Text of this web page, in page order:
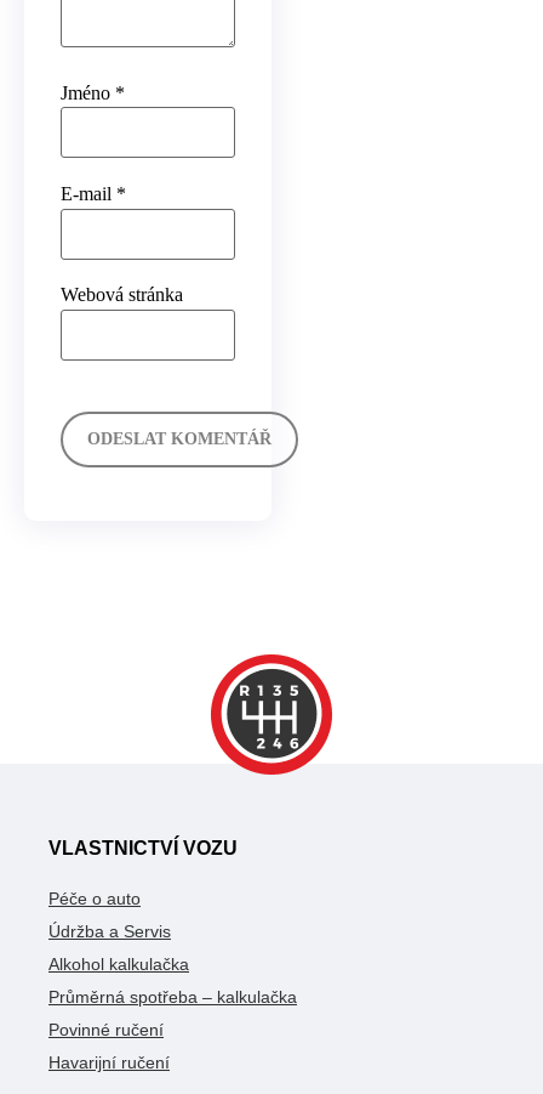
Jméno *
E-mail *
Webová stránka
VLASTNICTVÍ VOZU
Péče o auto
Údržba a Servis
Alkohol kalkulačka
Průměrná spotřeba – kalkulačka
Povinné ručení
Havarijní ručení